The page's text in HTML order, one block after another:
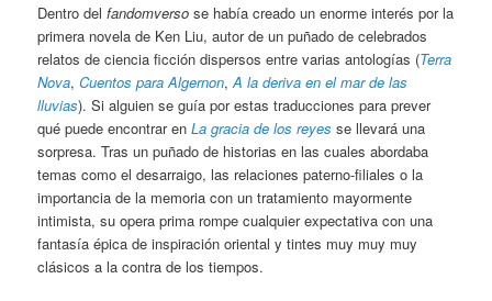
Dentro delfandomverso se había creado un enorme interés por la
primera novela de Ken Liu, autor de un puñado de celebrados
relatos de ciencia ficción dispersos entre varias antologías (Terra
Nova,Cuentos para Algernon,A la deriva en el mar de las
lluvias). Si alguien se guía por estas traducciones para prever
qué puede encontrar enLa gracia de los reyes se llevará una
sorpresa. Tras un puñado de historias en las cuales abordaba
temas como el desarraigo, las relaciones paterno-filiales o la
importancia de la memoria con un tratamiento mayormente
intimista, su opera prima rompe cualquier expectativa con una
fantasía épica de inspiración oriental y tintes muy muy muy
clásicos a la contra de los tiempos.